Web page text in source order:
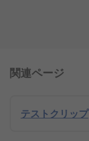
関連ページ
テストクリップ